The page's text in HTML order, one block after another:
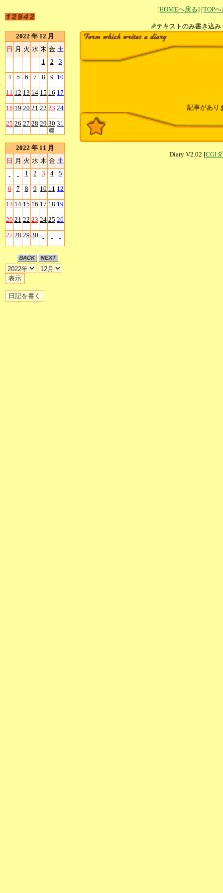
[HOMEへ戻る] [TOP
テキストのみ書
2022 年 12 月
日 月 火 水 木 金 土
- - - - 1 2 3
4 5 6 7 8 9 10
11 12 13 14 15 16 17
18 19 20 21 22 23 24
25 26 27 28 29 30 31
2022 年 11 月
日 月 火 水 木 金 土
- - 1 2 3 4 5
6 7 8 9 10 11 12
13 14 15 16 17 18 19
20 21 22 23 24 25 26
27 28 29 30 - - -
記事があり
Diary V2.02 [CGI